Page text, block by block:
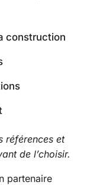
construction
références et
de l’choisir.
partenaire